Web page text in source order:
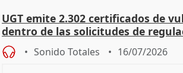
UGT emite 2.302 certificados de
dentro de las solicitudes de
Sonido Totales 16/07/2026